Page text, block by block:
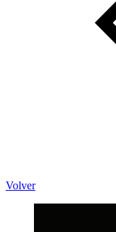
Volver